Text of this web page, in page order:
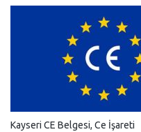
Kayseri CE Belgesi, Ce İşareti